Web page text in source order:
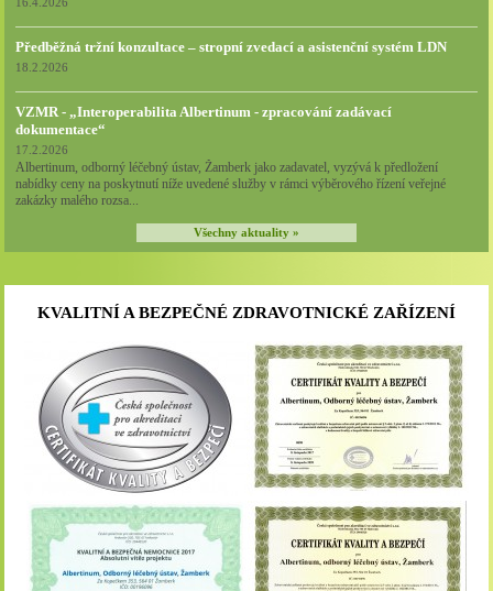
16.4.2026
Předběžná tržní konzultace – stropní zvedací a asistenční systém LDN
18.2.2026
VZMR - „Interoperabilita Albertinum - zpracování zadávací
dokumentace“
17.2.2026
Albertinum, odborný léčebný ústav, Žamberk jako zadavatel, vyzývá k předložení
nabídky ceny na poskytnutí níže uvedené služby v rámci výběrového řízení veřejné
zakázky malého rozsa...
Všechny aktuality »
KVALITNÍ A BEZPEČNÉ ZDRAVOTNICKÉ ZAŘÍZENÍ